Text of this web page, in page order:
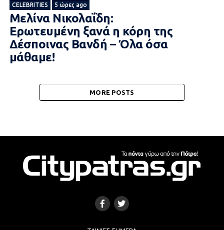
CELEBRITIES 5 ώρες ago
Μελίνα Νικολαΐδη:
Ερωτευμένη ξανά η κόρη της
Δέσποινας Βανδή – Όλα όσα
μάθαμε!
MORE POSTS